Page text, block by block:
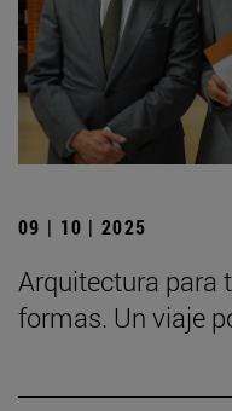
09 | 10 | 2025
Arquitectura para
formas. Un viaje